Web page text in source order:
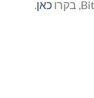
כאן.